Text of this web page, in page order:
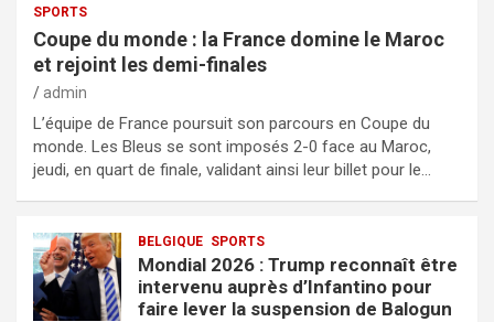
SPORTS
Coupe du monde : la France domine le Maroc
et rejoint les demi-finales
admin
L’équipe de France poursuit son parcours en Coupe du
monde. Les Bleus se sont imposés 2-0 face au Maroc,
jeudi, en quart de finale, validant ainsi leur billet pour le…
BELGIQUE SPORTS
Mondial 2026 : Trump reconnaît être
intervenu auprès d’Infantino pour
faire lever la suspension de Balogun